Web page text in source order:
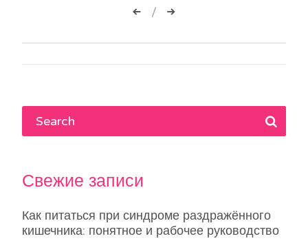
Навигация
по
Свежие записи
Как питаться при синдроме раздражённого
кишечника: понятное и рабочее руководство